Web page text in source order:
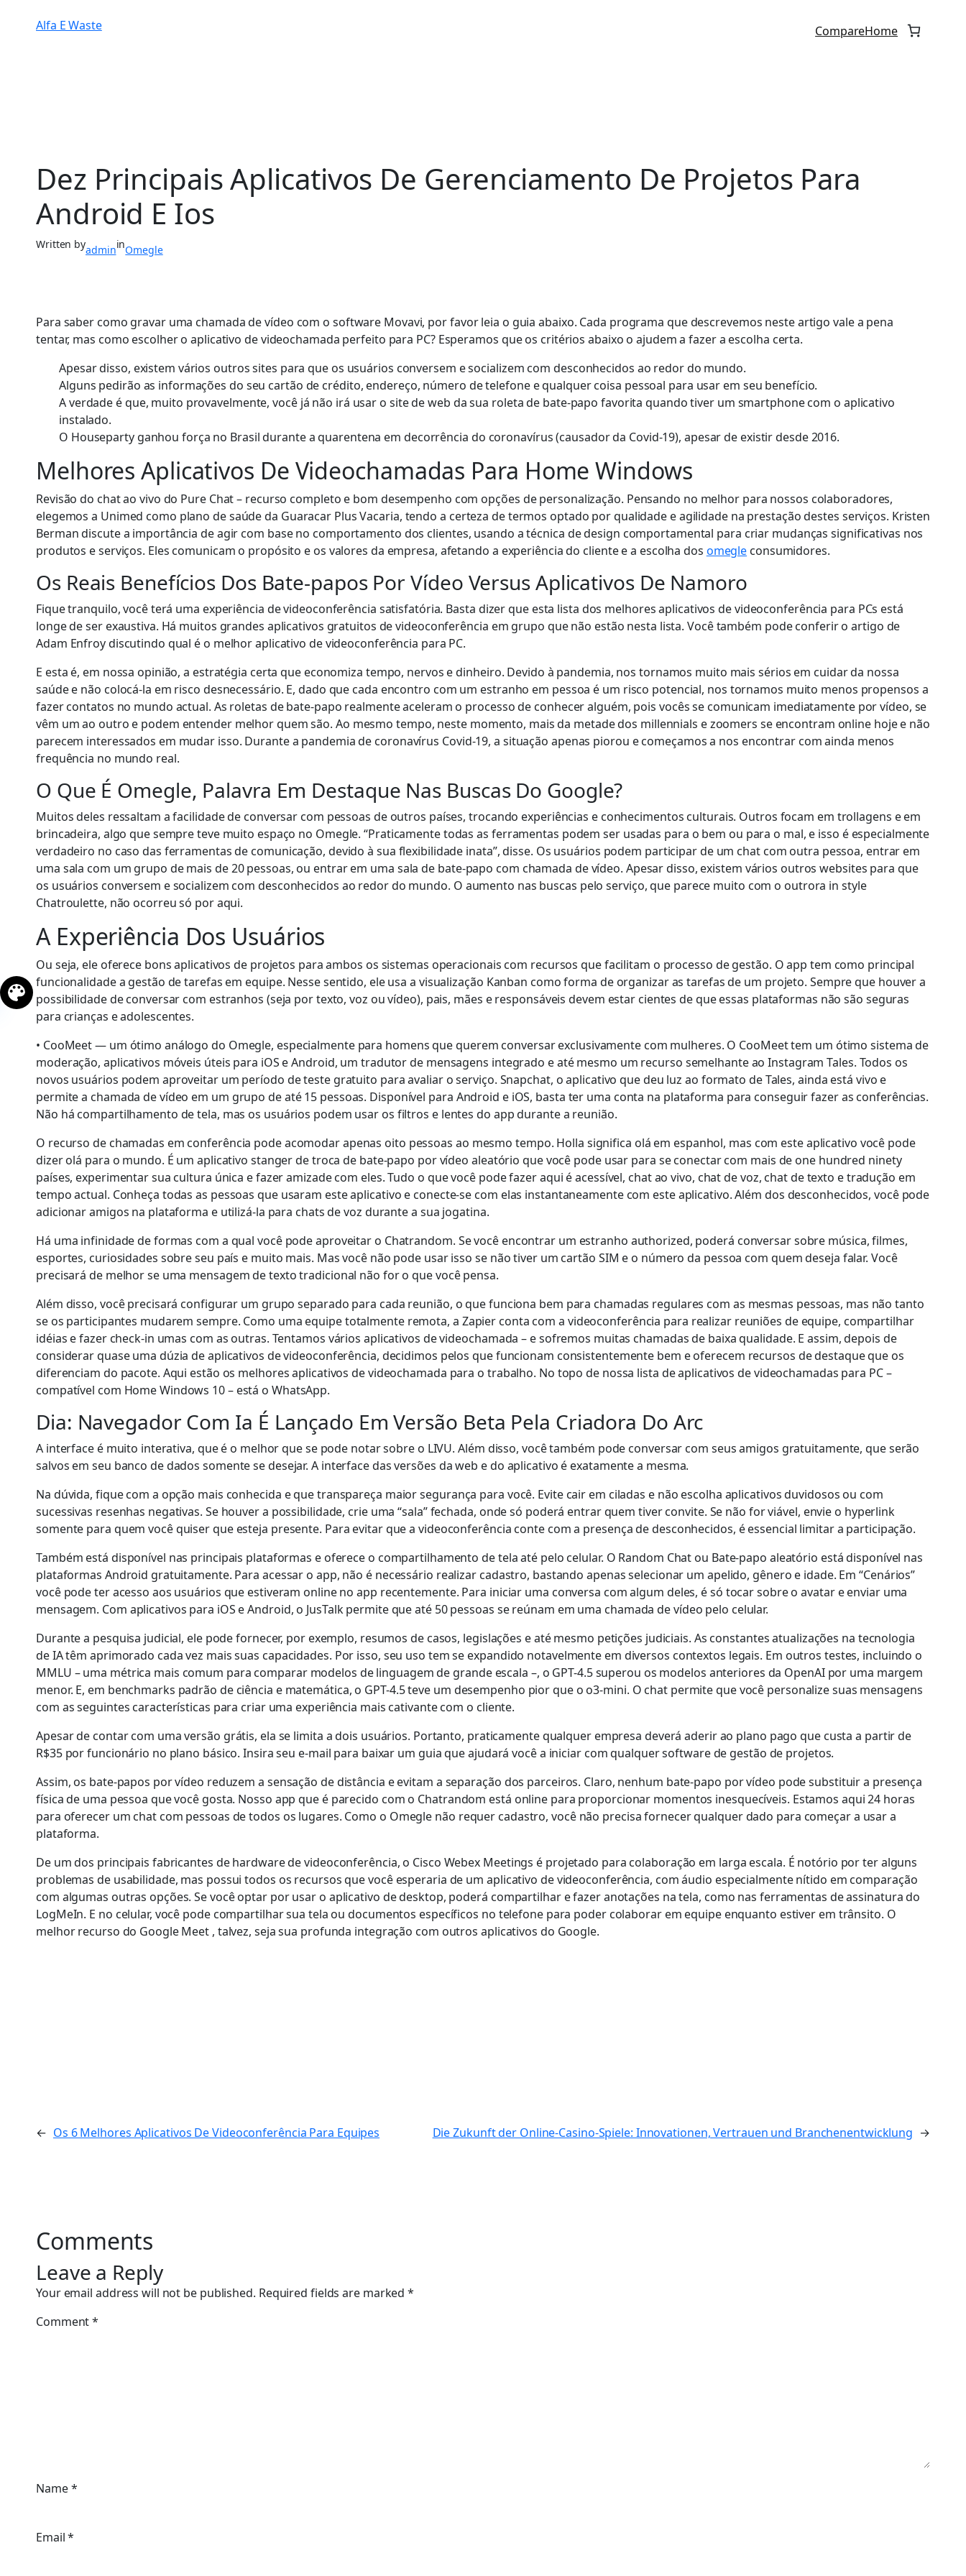
Alfa E Waste CompareHome
Dez Principais Aplicativos De Gerenciamento De Projetos Para
Android E Ios
Written byadmininOmegle
Para saber como gravar uma chamada de vídeo com o software Movavi, por favor leia o guia abaixo. Cada programa que descrevemos neste artigo vale a pena
tentar, mas como escolher o aplicativo de videochamada perfeito para PC? Esperamos que os critérios abaixo o ajudem a fazer a escolha certa.
Apesar disso, existem vários outros sites para que os usuários conversem e socializem com desconhecidos ao redor do mundo.
Alguns pedirão as informações do seu cartão de crédito, endereço, número de telefone e qualquer coisa pessoal para usar em seu benefício.
A verdade é que, muito provavelmente, você já não irá usar o site de web da sua roleta de bate-papo favorita quando tiver um smartphone com o aplicativo
instalado.
O Houseparty ganhou força no Brasil durante a quarentena em decorrência do coronavírus (causador da Covid-19), apesar de existir desde 2016.
Melhores Aplicativos De Videochamadas Para Home Windows
Revisão do chat ao vivo do Pure Chat – recurso completo e bom desempenho com opções de personalização. Pensando no melhor para nossos colaboradores,
elegemos a Unimed como plano de saúde da Guaracar Plus Vacaria, tendo a certeza de termos optado por qualidade e agilidade na prestação destes serviços. Kristen
Berman discute a importância de agir com base no comportamento dos clientes, usando a técnica de design comportamental para criar mudanças significativas nos
produtos e serviços. Eles comunicam o propósito e os valores da empresa, afetando a experiência do cliente e a escolha dos omegle consumidores.
Os Reais Benefícios Dos Bate-papos Por Vídeo Versus Aplicativos De Namoro
Fique tranquilo, você terá uma experiência de videoconferência satisfatória. Basta dizer que esta lista dos melhores aplicativos de videoconferência para PCs está
longe de ser exaustiva. Há muitos grandes aplicativos gratuitos de videoconferência em grupo que não estão nesta lista. Você também pode conferir o artigo de
Adam Enfroy discutindo qual é o melhor aplicativo de videoconferência para PC.
E esta é, em nossa opinião, a estratégia certa que economiza tempo, nervos e dinheiro. Devido à pandemia, nos tornamos muito mais sérios em cuidar da nossa
saúde e não colocá-la em risco desnecessário. E, dado que cada encontro com um estranho em pessoa é um risco potencial, nos tornamos muito menos propensos a
fazer contatos no mundo actual. As roletas de bate-papo realmente aceleram o processo de conhecer alguém, pois vocês se comunicam imediatamente por vídeo, se
vêm um ao outro e podem entender melhor quem são. Ao mesmo tempo, neste momento, mais da metade dos millennials e zoomers se encontram online hoje e não
parecem interessados em mudar isso. Durante a pandemia de coronavírus Covid-19, a situação apenas piorou e começamos a nos encontrar com ainda menos
frequência no mundo real.
O Que É Omegle, Palavra Em Destaque Nas Buscas Do Google?
Muitos deles ressaltam a facilidade de conversar com pessoas de outros países, trocando experiências e conhecimentos culturais. Outros focam em trollagens e em
brincadeira, algo que sempre teve muito espaço no Omegle. “Praticamente todas as ferramentas podem ser usadas para o bem ou para o mal, e isso é especialmente
verdadeiro no caso das ferramentas de comunicação, devido à sua flexibilidade inata”, disse. Os usuários podem participar de um chat com outra pessoa, entrar em
uma sala com um grupo de mais de 20 pessoas, ou entrar em uma sala de bate-papo com chamada de vídeo. Apesar disso, existem vários outros websites para que
os usuários conversem e socializem com desconhecidos ao redor do mundo. O aumento nas buscas pelo serviço, que parece muito com o outrora in style
Chatroulette, não ocorreu só por aqui.
A Experiência Dos Usuários
Ou seja, ele oferece bons aplicativos de projetos para ambos os sistemas operacionais com recursos que facilitam o processo de gestão. O app tem como principal
funcionalidade a gestão de tarefas em equipe. Nesse sentido, ele usa a visualização Kanban como forma de organizar as tarefas de um projeto. Sempre que houver a
possibilidade de conversar com estranhos (seja por texto, voz ou vídeo), pais, mães e responsáveis devem estar cientes de que essas plataformas não são seguras
para crianças e adolescentes.
• CooMeet — um ótimo análogo do Omegle, especialmente para homens que querem conversar exclusivamente com mulheres. O CooMeet tem um ótimo sistema de
moderação, aplicativos móveis úteis para iOS e Android, um tradutor de mensagens integrado e até mesmo um recurso semelhante ao Instagram Tales. Todos os
novos usuários podem aproveitar um período de teste gratuito para avaliar o serviço. Snapchat, o aplicativo que deu luz ao formato de Tales, ainda está vivo e
permite a chamada de vídeo em um grupo de até 15 pessoas. Disponível para Android e iOS, basta ter uma conta na plataforma para conseguir fazer as conferências.
Não há compartilhamento de tela, mas os usuários podem usar os filtros e lentes do app durante a reunião.
O recurso de chamadas em conferência pode acomodar apenas oito pessoas ao mesmo tempo. Holla significa olá em espanhol, mas com este aplicativo você pode
dizer olá para o mundo. É um aplicativo stanger de troca de bate-papo por vídeo aleatório que você pode usar para se conectar com mais de one hundred ninety
países, experimentar sua cultura única e fazer amizade com eles. Tudo o que você pode fazer aqui é acessível, chat ao vivo, chat de voz, chat de texto e tradução em
tempo actual. Conheça todas as pessoas que usaram este aplicativo e conecte-se com elas instantaneamente com este aplicativo. Além dos desconhecidos, você pode
adicionar amigos na plataforma e utilizá-la para chats de voz durante a sua jogatina.
Há uma infinidade de formas com a qual você pode aproveitar o Chatrandom. Se você encontrar um estranho authorized, poderá conversar sobre música, filmes,
esportes, curiosidades sobre seu país e muito mais. Mas você não pode usar isso se não tiver um cartão SIM e o número da pessoa com quem deseja falar. Você
precisará de melhor se uma mensagem de texto tradicional não for o que você pensa.
Além disso, você precisará configurar um grupo separado para cada reunião, o que funciona bem para chamadas regulares com as mesmas pessoas, mas não tanto
se os participantes mudarem sempre. Como uma equipe totalmente remota, a Zapier conta com a videoconferência para realizar reuniões de equipe, compartilhar
idéias e fazer check-in umas com as outras. Tentamos vários aplicativos de videochamada – e sofremos muitas chamadas de baixa qualidade. E assim, depois de
considerar quase uma dúzia de aplicativos de videoconferência, decidimos pelos que funcionam consistentemente bem e oferecem recursos de destaque que os
diferenciam do pacote. Aqui estão os melhores aplicativos de videochamada para o trabalho. No topo de nossa lista de aplicativos de videochamadas para PC –
compatível com Home Windows 10 – está o WhatsApp.
Dia: Navegador Com Ia É Lançado Em Versão Beta Pela Criadora Do Arc
A interface é muito interativa, que é o melhor que se pode notar sobre o LIVU. Além disso, você também pode conversar com seus amigos gratuitamente, que serão
salvos em seu banco de dados somente se desejar. A interface das versões da web e do aplicativo é exatamente a mesma.
Na dúvida, fique com a opção mais conhecida e que transpareça maior segurança para você. Evite cair em ciladas e não escolha aplicativos duvidosos ou com
sucessivas resenhas negativas. Se houver a possibilidade, crie uma “sala” fechada, onde só poderá entrar quem tiver convite. Se não for viável, envie o hyperlink
somente para quem você quiser que esteja presente. Para evitar que a videoconferência conte com a presença de desconhecidos, é essencial limitar a participação.
Também está disponível nas principais plataformas e oferece o compartilhamento de tela até pelo celular. O Random Chat ou Bate-papo aleatório está disponível nas
plataformas Android gratuitamente. Para acessar o app, não é necessário realizar cadastro, bastando apenas selecionar um apelido, gênero e idade. Em “Cenários”
você pode ter acesso aos usuários que estiveram online no app recentemente. Para iniciar uma conversa com algum deles, é só tocar sobre o avatar e enviar uma
mensagem. Com aplicativos para iOS e Android, o JusTalk permite que até 50 pessoas se reúnam em uma chamada de vídeo pelo celular.
Durante a pesquisa judicial, ele pode fornecer, por exemplo, resumos de casos, legislações e até mesmo petições judiciais. As constantes atualizações na tecnologia
de IA têm aprimorado cada vez mais suas capacidades. Por isso, seu uso tem se expandido notavelmente em diversos contextos legais. Em outros testes, incluindo o
MMLU – uma métrica mais comum para comparar modelos de linguagem de grande escala –, o GPT-4.5 superou os modelos anteriores da OpenAI por uma margem
menor. E, em benchmarks padrão de ciência e matemática, o GPT-4.5 teve um desempenho pior que o o3-mini. O chat permite que você personalize suas mensagens
com as seguintes características para criar uma experiência mais cativante com o cliente.
Apesar de contar com uma versão grátis, ela se limita a dois usuários. Portanto, praticamente qualquer empresa deverá aderir ao plano pago que custa a partir de
R$35 por funcionário no plano básico. Insira seu e-mail para baixar um guia que ajudará você a iniciar com qualquer software de gestão de projetos.
Assim, os bate-papos por vídeo reduzem a sensação de distância e evitam a separação dos parceiros. Claro, nenhum bate-papo por vídeo pode substituir a presença
física de uma pessoa que você gosta. Nosso app que é parecido com o Chatrandom está online para proporcionar momentos inesquecíveis. Estamos aqui 24 horas
para oferecer um chat com pessoas de todos os lugares. Como o Omegle não requer cadastro, você não precisa fornecer qualquer dado para começar a usar a
plataforma.
De um dos principais fabricantes de hardware de videoconferência, o Cisco Webex Meetings é projetado para colaboração em larga escala. É notório por ter alguns
problemas de usabilidade, mas possui todos os recursos que você esperaria de um aplicativo de videoconferência, com áudio especialmente nítido em comparação
com algumas outras opções. Se você optar por usar o aplicativo de desktop, poderá compartilhar e fazer anotações na tela, como nas ferramentas de assinatura do
LogMeIn. E no celular, você pode compartilhar sua tela ou documentos específicos no telefone para poder colaborar em equipe enquanto estiver em trânsito. O
melhor recurso do Google Meet , talvez, seja sua profunda integração com outros aplicativos do Google.
← Os 6 Melhores Aplicativos De Videoconferência Para Equipes Die Zukunft der Online-Casino-Spiele: Innovationen, Vertrauen und Branchenentwicklung →
Comments
Leave a Reply
Your email address will not be published. Required fields are marked*
Comment*
Name*
Email*